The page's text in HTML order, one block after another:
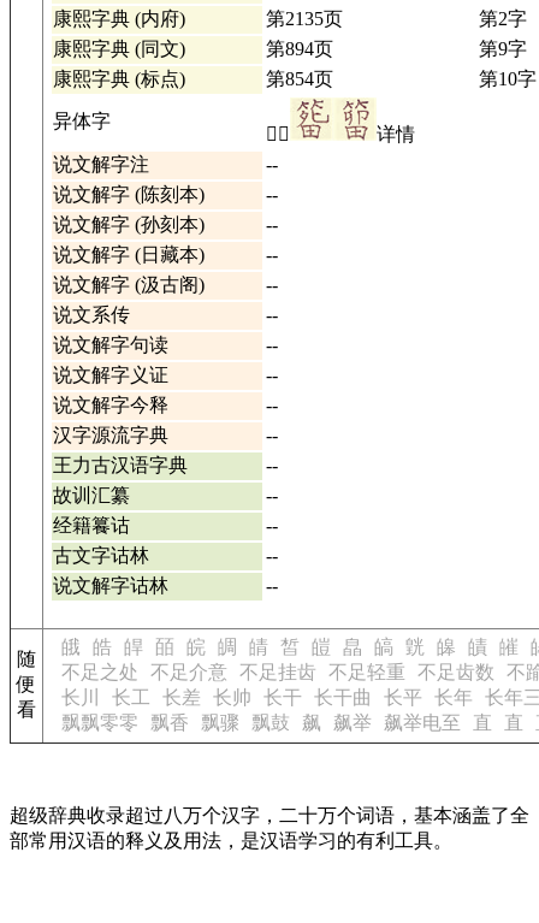
康熙字典 (内府)
第2135页
第2字
康熙字典 (同文)
第894页
第9字
康熙字典 (标点)
第854页 第10字
异体字
𥰣𥰷
详情
说文解字注
--
说文解字 (陈刻本)
--
说文解字 (孙刻本)
--
说文解字 (日藏本)
--
说文解字 (汲古阁)
--
说文系传
--
说文解字句读
--
说文解字义证
--
说文解字今释
--
汉字源流字典
--
王力古汉语字典
--
故训汇纂
--
经籍籑诂
--
古文字诂林
--
说文解字诂林
--
随
便
看
皒 皓 皔 皕 皖 皗 皘 皙 皚 皛 皜 皝 皞 皟 皠
不足之处
不足介意 不足挂齿 不足轻重 不足齿数
不
长川
长工 长差 长帅 长干 长干曲 长平 长年
长年
飘飘零零
飘香 飘骤 飘鼓 飙 飙举 飙举电至 直 直
超级辞典收录超过八万个汉字，二十万个词语，基本涵盖了全
部常用汉语的释义及用法，是汉语学习的有利工具。